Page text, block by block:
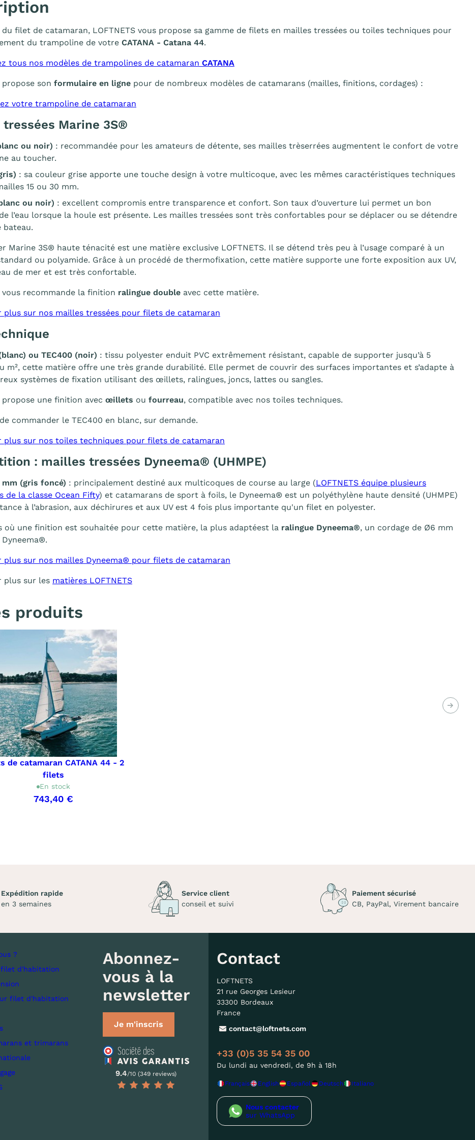
du filet de catamaran, LOFTNETS vous propose sa gamme de filets en mailles tressées ou toiles techniques pour
du trampoline de votre CATANA - Catana 44.
tous nos modèles de trampolines de catamaran CATANA
propose son formulaire en ligne pour de nombreux modèles de catamarans (mailles, finitions, cordages) :
votre trampoline de catamaran
tressées Marine 3S®
ou noir) : recommandée pour les amateurs de détente, ses mailles trèserrées augmentent le confort de votre
au toucher.
: sa couleur grise apporte une touche design à votre multicoque, avec les mêmes caractéristiques techniques
15 ou 30 mm.
ou noir) : excellent compromis entre transparence et confort. Son taux d’ouverture lui permet un bon
l’eau lorsque la houle est présente. Les mailles tressées sont très confortables pour se déplacer ou se détendre
bateau.
Marine 3S® haute ténacité est une matière exclusive LOFTNETS. Il se détend très peu à l’usage comparé à un
ou polyamide. Grâce à un procédé de thermofixation, cette matière supporte une forte exposition aux UV,
de mer et est très confortable.
vous recommande la finition ralingue double avec cette matière.
plus sur nos mailles tressées pour filets de catamaran
ou TEC400 (noir) : tissu polyester enduit PVC extrêmement résistant, capable de supporter jusqu’à 5
m², cette matière offre une très grande durabilité. Elle permet de couvrir des surfaces importantes et s’adapte à
systèmes de fixation utilisant des œillets, ralingues, joncs, lattes ou sangles.
propose une finition avec œillets ou fourreau, compatible avec nos toiles techniques.
commander le TEC400 en blanc, sur demande.
plus sur nos toiles techniques pour filets de catamaran
: mailles tressées Dyneema® (UHMPE)
mm (gris foncé) : principalement destiné aux multicoques de course au large (LOFTNETS équipe plusieurs
de la classe Ocean Fifty) et catamarans de sport à foils, le Dyneema® est un polyéthylène haute densité (UHMPE)
à l’abrasion, aux déchirures et aux UV est 4 fois plus importante qu'un filet en polyester.
où une finition est souhaitée pour cette matière, la plus adaptéest la ralingue Dyneema®, un cordage de Ø6 mm
plus sur nos mailles Dyneema® pour filets de catamaran
plus sur les matières LOFTNETS
produits
de catamaran CATANA 44 - 2
filets
En stock
743,40 €
Expédition rapide
en 3 semaines
Service client
conseil et suivi
Paiement sécurisé
CB, PayPal, Virement bancaire
?
d'habitation
filet d'habitation
et trimarans
Abonnez-
vous à la
newsletter
Je m'inscris
9.4/10 (349 reviews)
Contact
LOFTNETS
21 rue Georges Lesieur
33300 Bordeaux
France
contact@loftnets.com
+33 (0)5 35 54 35 00
Du lundi au vendredi, de 9h à 18h
Français English Español Deutsch Italiano
Nous contacter
sur WhatsApp